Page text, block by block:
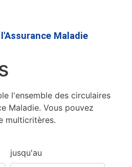
contenu
Maladie
l'ensemble des circulaires
Maladie. Vous pouvez
multicritères.
jusqu'au